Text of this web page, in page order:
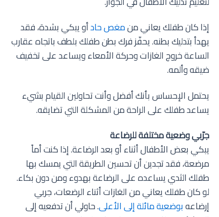
إذا كان طفلك يعاني منمغص حادأو يبكي بشدة، فقد
يهدأ بتدليك بطنه. يحفّز فرك بطن طفلك بلطف باتجاه عقارب
الساعة خروج الغازات وحركة الأمعاء ويساعد على تخفيف
ضيقه وألمه.
يحتمل الإحساس بأنك أفضل وأنت تحاولين القيام بشيء
يساعد طفلك على الراحة من المشكلة التي تضايقه.
جرّبي وضعية مختلفة للرضاعة
يبكي بعض الأطفال أثناء أو بعد الرضاعة. إذا كنت أماً
مرضعة، فقد تجدين أن تحسين الطريقة التي يمسك بها
طفلك الثدي يساعده على الرضاعة بهدوء ومن دون بكاء.
لو كان طفلك يعاني من الغازات أثناء الرضعات، جربي
إرضاعهبوضعية مائلة إلى الأعلى. حاولي أن تدفعيه إلى